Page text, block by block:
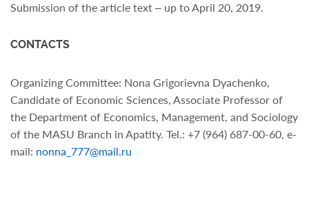
Submission of the article text – up to April 20, 2019.
CONTACTS
Organizing Committee: Nona Grigorievna Dyachenko,
Candidate of Economic Sciences, Associate Professor of
the Department of Economics, Management, and Sociology
of the MASU Branch in Apatity. Tel.: +7 (964) 687-00-60, e-
mail: nonna_777@mail.ru